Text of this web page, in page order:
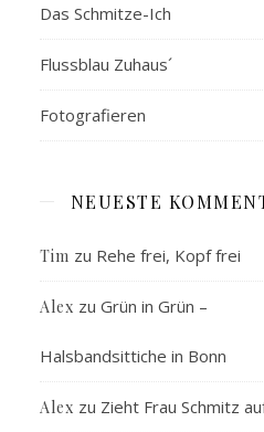
Das Schmitze-Ich
Flussblau Zuhaus´
Fotografieren
NEUESTE
Tim zu Rehe frei, Kopf frei
Alex zu Grün in Grün –
Halsbandsittiche in Bonn
Alex zu Zieht Frau Schmitz